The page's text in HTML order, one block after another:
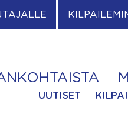
UUTISET